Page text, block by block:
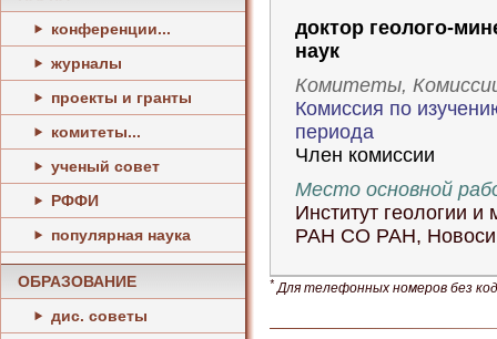
конференции...
журналы
проекты и гранты
комитеты...
ученый совет
РФФИ
популярная наука
ОБРАЗОВАНИЕ
дис. советы
доктор геолого-
наук
Комитеты,
Комиссия по
периода
Член комиссии
Место основной
Институт геологии
РАН СО РАН,
*Для телефонных номеров без